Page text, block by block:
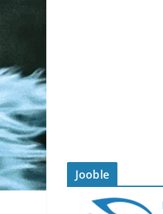
Jooble